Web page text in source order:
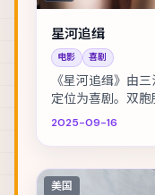
星河追缉
电影 喜剧
《星河追缉》由
定位为喜剧。双
后难以收场。主
2025-09-16
美国